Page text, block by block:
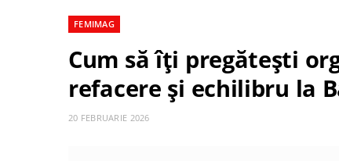
FEMIMAG
Cum să îți pregătești
refacere și echilibru la
20 FEBRUARIE 2026